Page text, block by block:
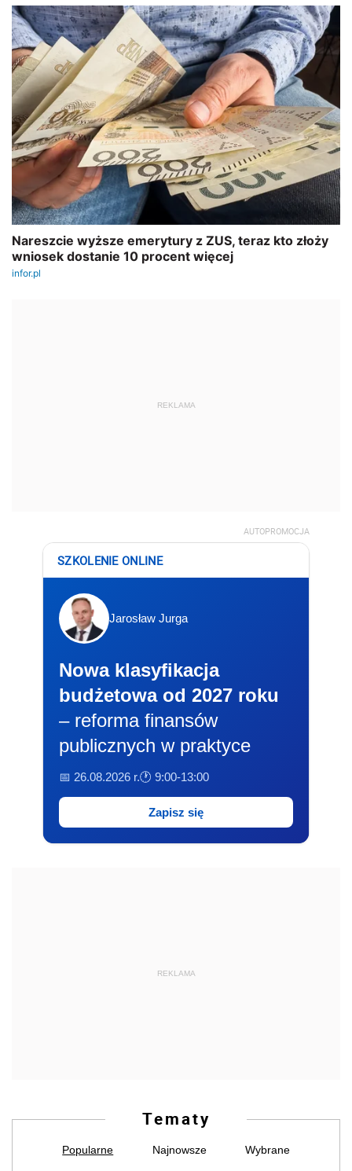
REKLAMA
AUTOPROMOCJA
SZKOLENIE ONLINE
Jarosław Jurga
Nowa klasyfikacja
budżetowa od 2027 roku
– reforma finansów
publicznych w praktyce
📅 26.08.2026 r.🕐 9:00-13:00
Zapisz się
REKLAMA
Tematy
Popularne Najnowsze Wybrane